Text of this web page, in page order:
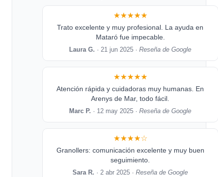
★★★★★
Trato excelente y muy profesional. La ayuda en
Mataró fue impecable.
Laura G. · 21 jun 2025 ·Reseña de Google
★★★★★
Atención rápida y cuidadoras muy humanas. En
Arenys de Mar, todo fácil.
Marc P. · 12 may 2025 ·Reseña de Google
★★★★☆
Granollers: comunicación excelente y muy buen
seguimiento.
Sara R. · 2 abr 2025 ·Reseña de Google